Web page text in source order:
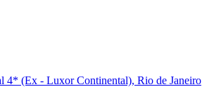
(Ex - Luxor Continental), Rio de Janeiro